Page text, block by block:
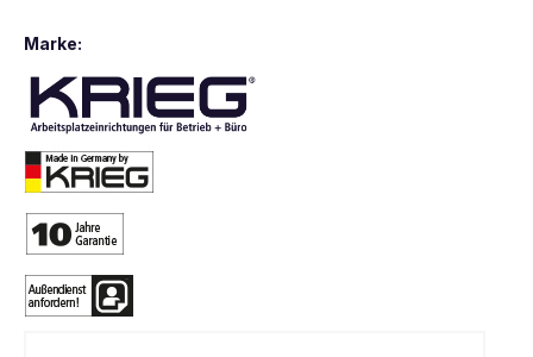
Marke: